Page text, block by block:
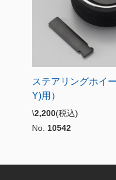
ステアリングホイ
Y)用）
\2,200(税込)
No. 10542